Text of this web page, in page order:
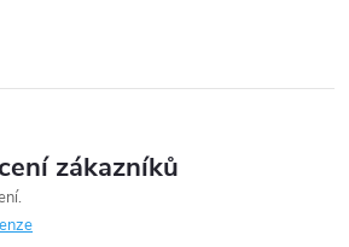
zákazníků